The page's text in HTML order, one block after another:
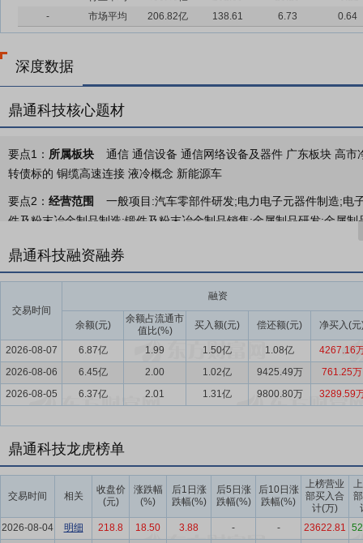
-
市场平均 206.82亿 138.61 6.73 0.64
深度数据
鼎通科技核心题材
要点1： 所属板块
通信 通信设备 通信网络设备及器件 广东板块 高
转债标的 铜缆高速连接 液冷概念 新能源车
要点2： 经营范围
一般项目:汽车零部件研发;电力电子元器件制造;电
件及粉末冶金制品制造;锻件及粉末冶金制品销售;金属制品研发;金属
备。为实现通信信号高质量传输转换，防止信号衰减和失真，高速通
应用场景的通讯连接器，在产品技术性能上具有更高的要求，主要体
器体积进一步缩小，产品精细程度进一步提升。此外，高速率传输通
要点4：汽车连接器及其组件
汽车连接器及其组件主要包括控制系统
在新能源汽车电子控制系统和新能源汽车电池上，起到传输电流和信号
能浪潮紧密相连。鼎通科技所处行业为计算机、通信和其他电子设备
要点6：连接器行业
连接器行业在2024年展现出强劲的增长韧性。
5.65%。中国报告大厅的数据显示，全球市场规模从2013年的489亿
要点7：通讯连接器领域
依据Bishop&Associates的预测，到2025年
鼎通科技融资融券
交易时间
融资
余额(元)
余额占流通市
值比(%)
买入额(元) 偿还额(元) 净买入(元
2026-08-07 6.87亿 1.99 1.50亿 1.08亿
4267.16
2026-08-06
6.45亿 2.00 1.02亿 9425.49万
761.25万
2026-08-05
6.37亿 2.01 1.31亿 9800.80万 3289.59
鼎通科技龙虎榜单
交易时间 相关
收盘价
(元)
涨跌幅
(%)
后1日涨
跌幅(%)
后5日涨
跌幅(%)
后10日涨
跌幅(%)
上榜营业
部买入合
计(万)
2026-08-04
明细 218.8 18.50 3.88 - - 23622.81